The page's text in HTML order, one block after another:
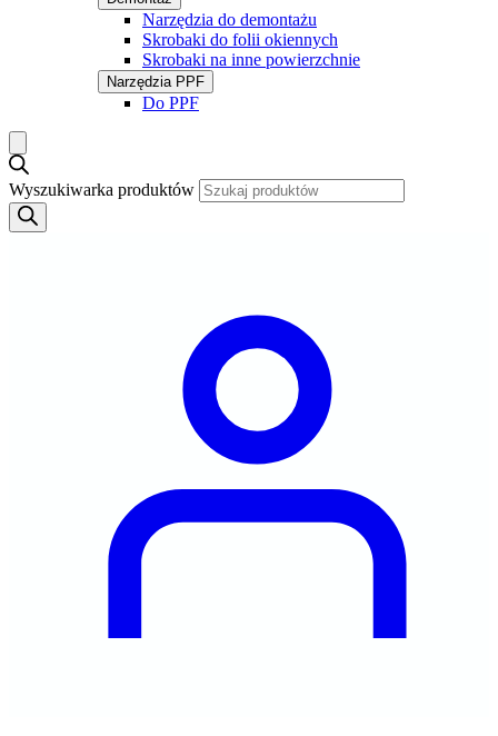
Narzędzia do demontażu
Skrobaki do folii okiennych
Skrobaki na inne powierzchnie
Narzędzia PPF
Do PPF
Wyszukiwarka produktów